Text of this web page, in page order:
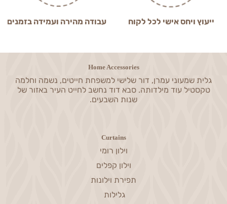
ייעוץ ויחס אישי לכל לקוח עבודה מהירה ועמידה בזמנים
Home Accessories
גלית שמעוני עמרן, דור שלישי למשפחת חייטים, נשמה וחלמה
טקסטיל עוד מילדותה. סבא דוד נחשב לחייט העיר באזור של
שנות השבעים.
Curtains
וילון רומי
וילון קפלים
תפירת וילונות
גלילות